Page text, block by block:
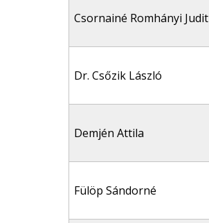
Csornainé Romhányi Judit
Dr. Csőzik László
Demjén Attila
Fülöp Sándorné